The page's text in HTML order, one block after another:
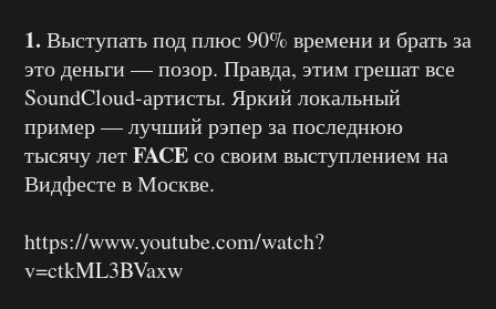
1. Выступать под плюс 90% времени и брать за
это деньги — позор. Правда, этим грешат все
SoundCloud-артисты. Яркий локальный
пример — лучший рэпер за последнюю
тысячу летFACEсо своим выступлением на
Видфесте в Москве.
https://www.youtube.com/watch?
v=ctkML3BVaxw